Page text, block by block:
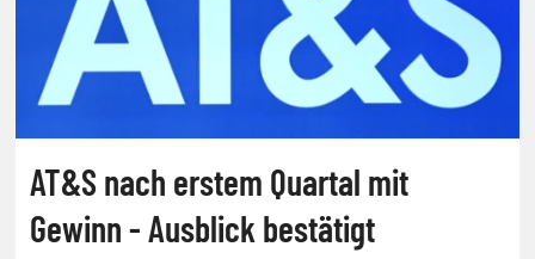
AT&S nach erstem Quartal mit
Gewinn - Ausblick bestätigt